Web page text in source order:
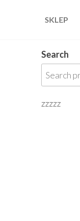
SKLEP
Search
zzzzz